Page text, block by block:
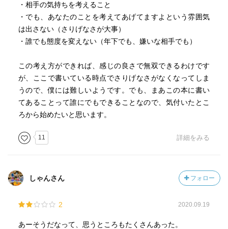
・相手の気持ちを考えること
・でも、あなたのことを考えてあげてますよという雰囲気
は出さない（さりげなさが大事）
・誰でも態度を変えない（年下でも、嫌いな相手でも）
この考え方ができれば、感じの良さで無双できるわけです
が、ここで書いている時点でさりげなさがなくなってしま
うので、僕には難しいようです。でも、まあこの本に書い
てあることって誰にでもできることなので、気付いたとこ
ろから始めたいと思います。
11 詳細をみる
しゃんさん フォロー
2 2020.09.19
あーそうだなって、思うところもたくさんあった。